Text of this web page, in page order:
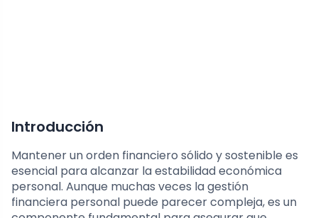
Introducción
Mantener un orden financiero sólido y sostenible es
esencial para alcanzar la estabilidad económica
personal. Aunque muchas veces la gestión
financiera personal puede parecer compleja, es un